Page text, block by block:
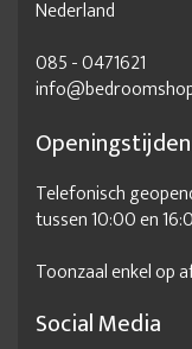
Nederland
085 - 0471621
Openingstijden
Telefonisch
tussen 10:00 en
Toonzaal enkel op
Social Media